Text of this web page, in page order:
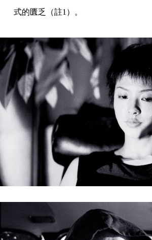
式的匱乏（註1）。